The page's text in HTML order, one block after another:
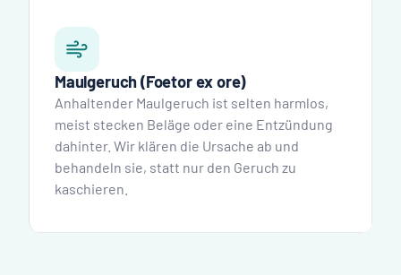
Maulgeruch (Foetor ex ore)
Anhaltender Maulgeruch ist selten harmlos,
meist stecken Beläge oder eine Entzündung
dahinter. Wir klären die Ursache ab und
behandeln sie, statt nur den Geruch zu
kaschieren.